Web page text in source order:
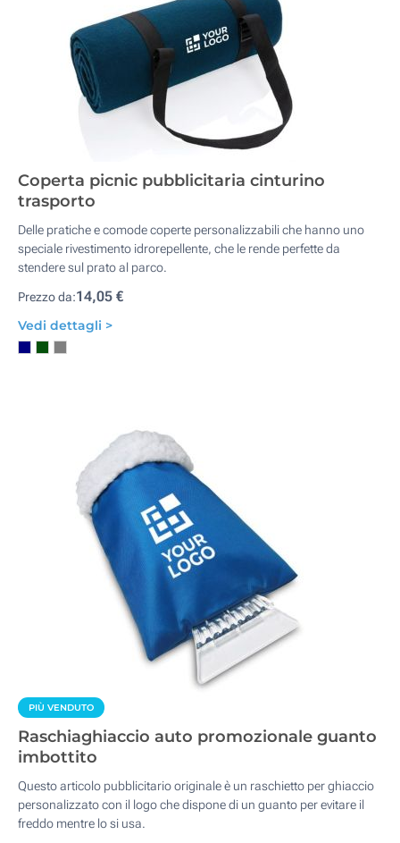
Coperta picnic pubblicitaria cinturino
trasporto
Delle pratiche e comode coperte personalizzabili che hanno uno
speciale rivestimento idrorepellente, che le rende perfette da
stendere sul prato al parco.
Prezzo da:14,05 €
Vedi dettagli >
PIÙ VENDUTO
Raschiaghiaccio auto promozionale guanto
imbottito
Questo articolo pubblicitario originale è un raschietto per ghiaccio
personalizzato con il logo che dispone di un guanto per evitare il
freddo mentre lo si usa.